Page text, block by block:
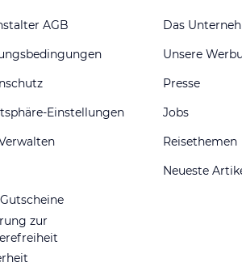
AGB
Einstellungen
zur
Das
Unsere
Presse
Jobs
Reisethemen
Neueste